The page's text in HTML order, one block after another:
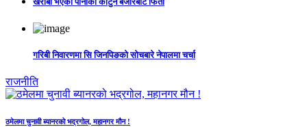
गरिबी निवारणमा सि जिनपिङको सोचबारे नेपालमा चर्चा
राजनीति
ठमेलमा चुनावी ब्यानरको भद्रगोल, महानगर मौन !